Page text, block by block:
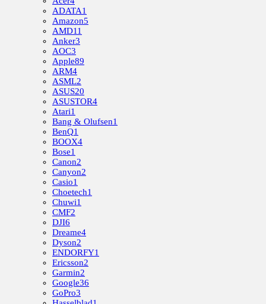
ADATA1
Amazon5
AMD11
Anker3
AOC3
Apple89
ARM4
ASML2
ASUS20
ASUSTOR4
Atari1
Bang & Olufsen1
BenQ1
BOOX4
Bose1
Canon2
Canyon2
Casio1
Choetech1
Chuwi1
CMF2
DJI6
Dreame4
Dyson2
ENDORFY1
Ericsson2
Garmin2
Google36
GoPro3